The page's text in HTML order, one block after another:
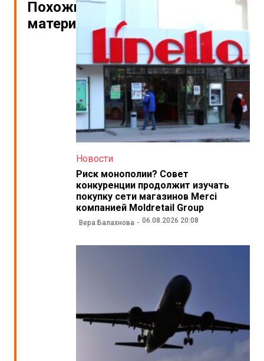
Похожие
материалы
Новости
Риск монополии? Совет
конкуренции продолжит изучать
покупку сети магазинов Merci
компанией Moldretail Group
Вера Балахнова 06.08.2026 20:08